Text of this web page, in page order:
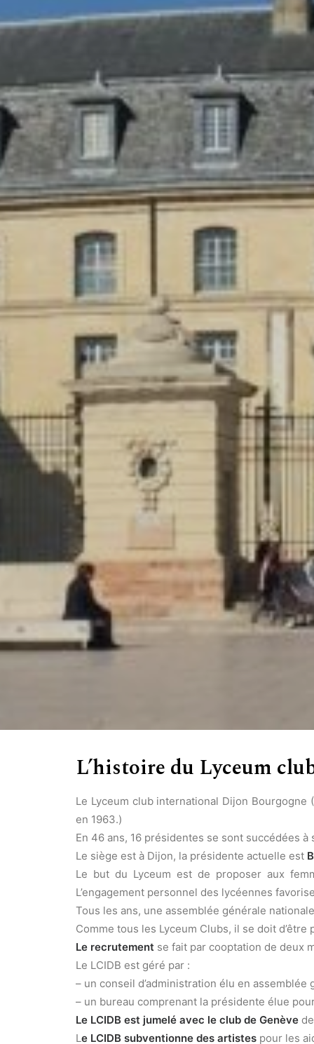
L’histoire du Lyceum
Le Lyceum club international Dijon
en 1963.)
En 46 ans, 16 présidentes se sont succédées à
Le siège est à Dijon, la présidente actuelle est
Le but du Lyceum est de proposer aux
L’engagement personnel des lycéennes
Tous les ans, une assemblée générale
Comme tous les Lyceum Clubs, il se doit
Le recrutement se fait par cooptation de deux
Le LCIDB est géré par :
– un conseil d’administration élu en
– un bureau comprenant la présidente élue
Le LCIDB est jumelé avec le club de Genève
Le LCIDB subventionne des artistes pour les